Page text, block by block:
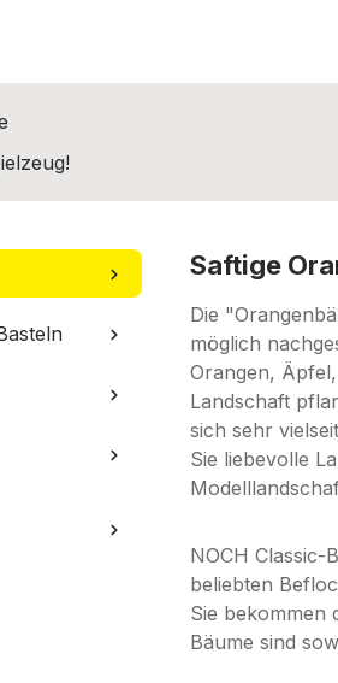
Saftige
Die
möglich
Orangen,
Landschaft
sich sehr
Sie liebevolle
NOCH Classic-
beliebten
Sie bekommen
Bäume sind